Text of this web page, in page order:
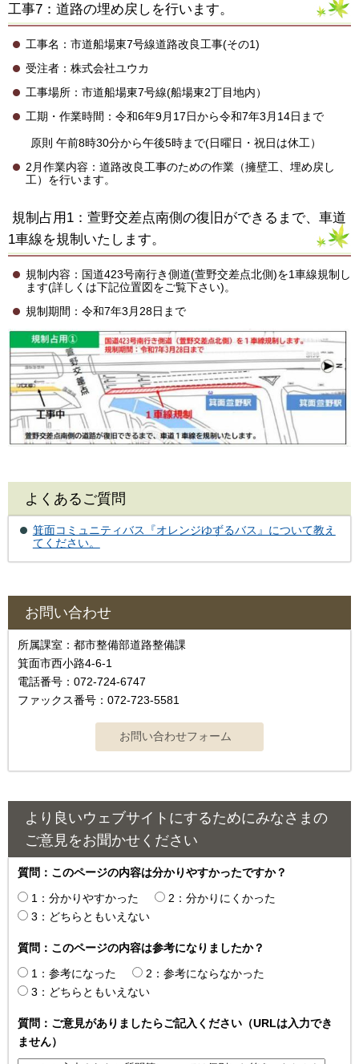
工事7：道路の埋め戻しを行います。
工事名：市道船場東7号線道路改良工事(その1)
受注者：株式会社ユウカ
工事場所：市道船場東7号線(船場東2丁目地内）
工期・作業時間：令和6年9月17日から令和7年3月14日まで
原則 午前8時30分から午後5時まで(日曜日・祝日は休工）
2月作業内容：道路改良工事のための作業（擁壁工、埋め戻し
工）を行います。
規制占用1：萱野交差点南側の復旧ができるまで、車道
1車線を規制いたします。
規制内容：国道423号南行き側道(萱野交差点北側)を1車線規制し
ます(詳しくは下記位置図をご覧下さい)。
規制期間：令和7年3月28日まで
よくあるご質問
箕面コミュニティバス『オレンジゆずるバス』について教え
てください。
お問い合わせ
所属課室：都市整備部道路整備課
箕面市西小路4-6-1
電話番号：072-724-6747
ファックス番号：072-723-5581
より良いウェブサイトにするためにみなさまの
ご意見をお聞かせください
質問：このページの内容は分かりやすかったですか？
1：分かりやすかった
2：分かりにくかった
3：どちらともいえない
質問：このページの内容は参考になりましたか？
1：参考になった
2：参考にならなかった
3：どちらともいえない
質問：ご意見がありましたらご記入ください（URLは入力でき
ません）